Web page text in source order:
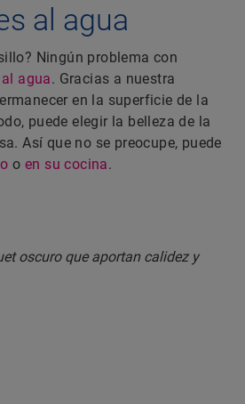
al agua
Ningún problema con
agua. Gracias a nuestra
en la superficie de la
puede elegir la belleza de la
Así que no se preocupe, puede
oen su cocina.